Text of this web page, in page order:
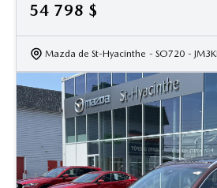
54 798 $
Mazda de St-Hyacinthe - SO720 -